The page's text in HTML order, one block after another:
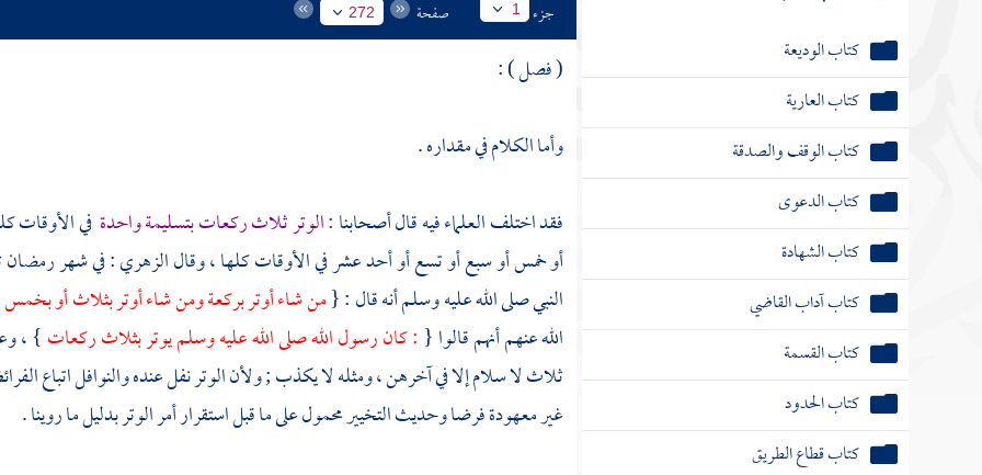
كتاب الوديعة
كتاب العارية
كتاب الوقف والصدقة
كتاب الدعوى
كتاب الشهادة
كتاب آداب القاضي
كتاب القسمة
كتاب الحدود
كتاب قطاع الطريق
جزء 1 صفحة 272
( فصل ) :
وأما الكلام في مقداره .
فقد اختلف العلماء فيه قال أصحابنا: الوتر ثلاث ركعات بتسليمة واحدةفي الأوقات
أو خمس أو سبع أو تسع أو أحد عشر في الأوقات كلها ، وقالالزهري: في شهر
النبي صلى الله عليه وسلم أنه قال : {من شاء أوتر بركعة ومن شاء أوتر بثلاث أو بخمس
الله عنهم أنهم قالوا {: كان رسول الله صلى الله عليه وسلم يوتر بثلاث ركعات} ،
ثلاث لا سلام إلا في آخرهن ، ومثله لا يكذب ; ولأن الوتر نفل عنده والنوافل اتباع
غير معهودة فرضا وحديث التخيير محمول على ما قبل استقرار أمر الوتر بدليل ما روينا .